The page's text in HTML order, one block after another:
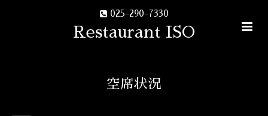
025-290-7330
Restaurant ISO
空席状況